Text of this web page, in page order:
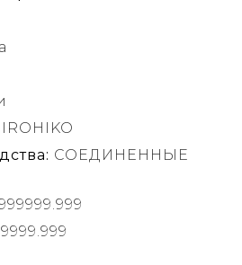
СОЕДИНЕННЫЕ